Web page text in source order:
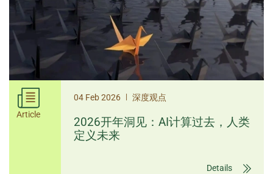
Article
04 Feb 2026 | 深度观点
2026开年洞见：AI计算过去，人类
定义未来
Details